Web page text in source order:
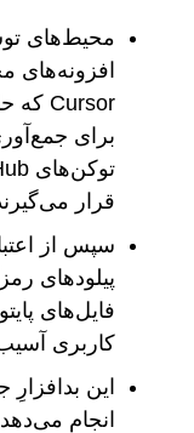
محیط‌های
برای
قرار
سپس از
فایل‌های
کاربری
این
انجام